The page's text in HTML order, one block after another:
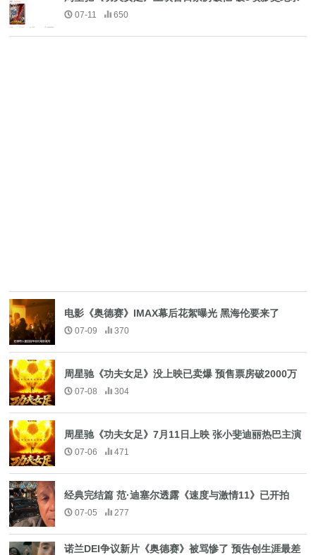
07-11 650
电影《奥德赛》IMAX幕后花絮曝光 黑海伦要来了
07-09 370
周星驰《功夫女足》没上映已卖爆 预售票房破2000万
07-08 304
周星驰《功夫女足》7月11日上映 张小斐迪丽热巴主演
07-06 471
经典完结篇 范·迪塞尔透露《速度与激情11》已开拍
07-05 277
诺兰DEI争议新片《奥德赛》被骂惨了 预告创生涯最差